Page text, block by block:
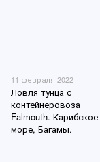
11 февраля 2022
Ловля тунца с
контейнеровоза
Falmouth. Карибское
море, Багамы.